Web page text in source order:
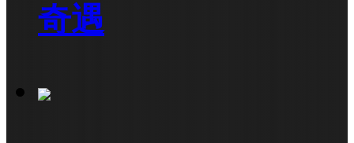
奇遇